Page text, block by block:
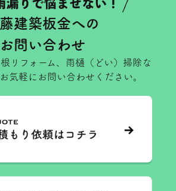
建築板金への
お問い合わせ
リフォーム、雨樋（どい）掃除な
気軽にお問い合わせください。